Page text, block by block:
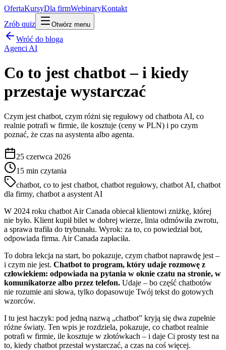
OfertaKursyDla firmWebinaryKontakt
Zrób quiz
Otwórz menu
Wróć do bloga
Agenci AI
Co to jest chatbot – i kiedy
przestaje wystarczać
Czym jest chatbot, czym różni się regułowy od chatbota AI, co
realnie potrafi w firmie, ile kosztuje (ceny w PLN) i po czym
poznać, że czas na asystenta albo agenta.
25 czerwca 2026
15 min czytania
chatbot, co to jest chatbot, chatbot regułowy, chatbot AI, chatbot
dla firmy, chatbot a asystent AI
W 2024 roku chatbot Air Canada obiecał klientowi zniżkę, której
nie było. Klient kupił bilet w dobrej wierze, linia odmówiła zwrotu,
a sprawa trafiła do trybunału. Wyrok: za to, co powiedział bot,
odpowiada firma. Air Canada zapłaciła.
To dobra lekcja na start, bo pokazuje, czym chatbot naprawdę jest –
i czym nie jest. Chatbot to program, który udaje rozmowę z
człowiekiem: odpowiada na pytania w oknie czatu na stronie, w
komunikatorze albo przez telefon. Udaje – bo część chatbotów
nie rozumie ani słowa, tylko dopasowuje Twój tekst do gotowych
wzorców.
I tu jest haczyk: pod jedną nazwą „chatbot” kryją się dwa zupełnie
różne światy. Ten wpis je rozdziela, pokazuje, co chatbot realnie
potrafi w firmie, ile kosztuje w złotówkach – i daje Ci prosty test na
to, kiedy chatbot przestał wystarczać, a czas na coś więcej.